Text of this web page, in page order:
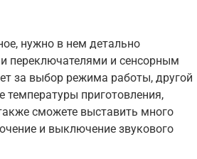
нужно в нем детально
переключателями и сенсорным
за выбор режима работы, другой
приготовления,
сможете выставить много
и выключение звукового